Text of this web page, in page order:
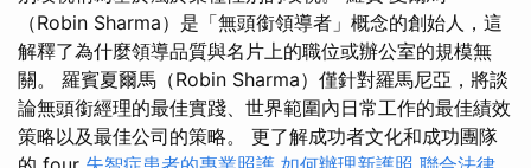
（Robin Sharma）是「無頭銜領導者」概念的創始人，這
解釋了為什麼領導品質與名片上的職位或辦公室的規模無
關。 羅賓夏爾馬（Robin Sharma）僅針對羅馬尼亞，將談
論無頭銜經理的最佳實踐、世界範圍內日常工作的最佳績效
策略以及最佳公司的策略。 更了解成功者文化和成功團隊